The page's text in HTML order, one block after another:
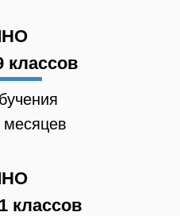
классов
классов
месяцев